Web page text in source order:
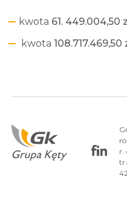
kwota 61. 449.004,50
kwota 108.717.469,50
r.